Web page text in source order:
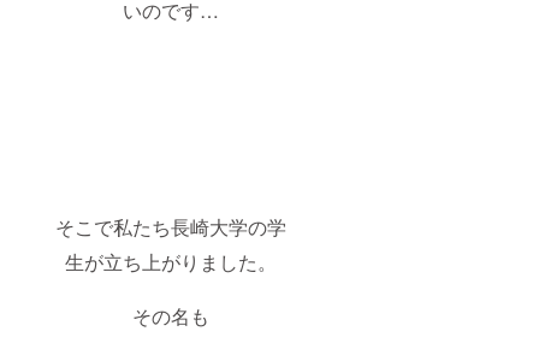
いのです…
そこで私たち長崎大学の学
生が立ち上がりました。
その名も